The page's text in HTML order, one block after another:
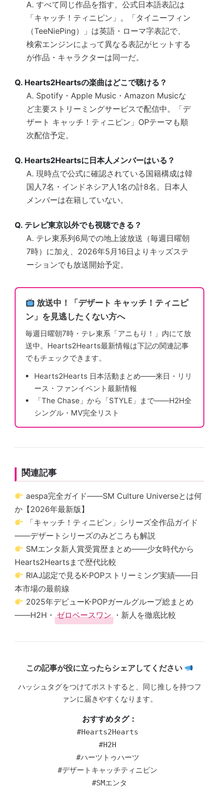
A. すべて同じ作品を指す。公式日本語表記は
「キャッチ！ティニピン」。「タイニーフィン
（TeeNiePing）」は英語・ローマ字表記で、
検索エンジンによって異なる表記がヒットする
が作品・キャラクターは同一だ。
Q. Hearts2Heartsの楽曲はどこで聴ける？
A. Spotify・Apple Music・Amazon Musicな
ど主要ストリーミングサービスで配信中。「デ
ザート キャッチ！ティニピン」OPテーマも順
次配信予定。
Q. Hearts2Heartsに日本人メンバーはいる？
A. 現時点で公式に確認されている国籍構成は韓
国人7名・インドネシア人1名の計8名。日本人
メンバーは在籍していない。
Q. テレビ東京以外でも視聴できる？
A. テレ東系列6局での地上波放送（毎週日曜朝
7時）に加え、2026年5月16日よりキッズステ
ーションでも放送開始予定。
放送中！「デザート キャッチ！ティニピ
ン」を見逃したくない方へ
毎週日曜朝7時・テレ東系「アニもり！」内にて放
送中。Hearts2Hearts最新情報は下記の関連記事
でもチェックできます。
Hearts2Hearts 日本活動まとめ——来日・リリ
ース・ファンイベント最新情報
「The Chase」から「STYLE」まで——H2H全
シングル・MV完全リスト
関連記事
aespa完全ガイド——SM Culture Universeとは何
か【2026年最新版】
「キャッチ！ティニピン」シリーズ全作品ガイド
——デザートシリーズのみどころも解説
SMエンタ新人賞受賞歴まとめ——少女時代から
Hearts2Heartsまで歴代比較
RIAJ認定で見るK-POPストリーミング実績——日
本市場の最前線
2025年デビューK-POPガールグループ総まとめ
——H2H・ ゼロベースワン ・新人を徹底比較
この記事が役に立ったらシェアしてください
ハッシュタグをつけてポストすると、同じ推しを持つフ
ァンに届きやすくなります。
おすすめタグ：
#Hearts2Hearts
#H2H
#ハーツトゥハーツ
#デザートキャッチティニピン
#SMエンタ